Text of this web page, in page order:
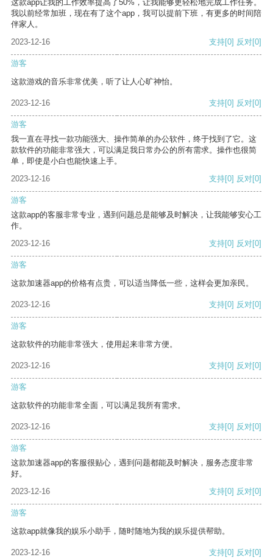
这款app让我的工作效率提高了50%，让我能够更轻松地完成工作任务。
我以前经常加班，现在有了这个app，我可以提前下班，有更多的时间陪
伴家人。
2023-12-16
支持[0] 反对[0]
游客
这款游戏的音乐非常优美，听了让人心旷神怡。
2023-12-16 支持[0] 反对[0]
游客
我一直在寻找一款功能强大、操作简单的办公软件，终于找到了它。这
款软件的功能非常强大，可以满足我日常办公的所有需求。操作也很简
单，即使是小白也能快速上手。
2023-12-16
支持[0] 反对[0]
游客
这款app的客服非常专业，遇到问题总是能够及时解决，让我能够安心工
作。
2023-12-16
支持[0] 反对[0]
游客
这款加速器app的价格有点贵，可以适当降低一些，这样会更加亲民。
2023-12-16 支持[0] 反对[0]
游客
这款软件的功能非常强大，使用起来非常方便。
2023-12-16 支持[0] 反对[0]
游客
这款软件的功能非常全面，可以满足我所有需求。
2023-12-16 支持[0] 反对[0]
游客
这款加速器app的客服很贴心，遇到问题都能及时解决，服务态度非常
好。
2023-12-16
支持[0] 反对[0]
游客
这款app就像我的娱乐小助手，随时随地为我的娱乐提供帮助。
2023-12-16 支持[0] 反对[0]